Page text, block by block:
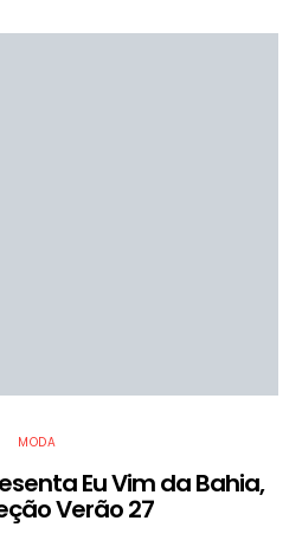
MODA
Eu Vim da Bahia,
Verão 27